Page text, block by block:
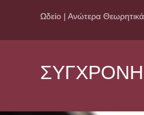
Ωδείο | Ανώτερα